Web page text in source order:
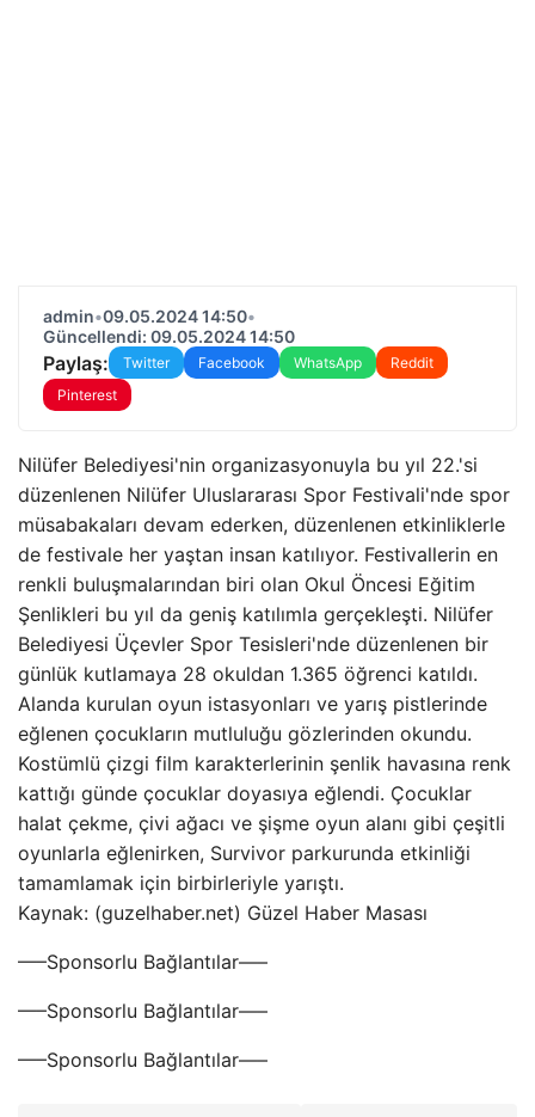
admin•09.05.2024 14:50•
Güncellendi: 09.05.2024 14:50
Paylaş: Twitter Facebook WhatsApp
Reddit
Pinterest
Nilüfer Belediyesi'nin organizasyonuyla bu yıl 22.'si
düzenlenen Nilüfer Uluslararası Spor Festivali'nde spor
müsabakaları devam ederken, düzenlenen etkinliklerle
de festivale her yaştan insan katılıyor. Festivallerin en
renkli buluşmalarından biri olan Okul Öncesi Eğitim
Şenlikleri bu yıl da geniş katılımla gerçekleşti. Nilüfer
Belediyesi Üçevler Spor Tesisleri'nde düzenlenen bir
günlük kutlamaya 28 okuldan 1.365 öğrenci katıldı.
Alanda kurulan oyun istasyonları ve yarış pistlerinde
eğlenen çocukların mutluluğu gözlerinden okundu.
Kostümlü çizgi film karakterlerinin şenlik havasına renk
kattığı günde çocuklar doyasıya eğlendi. Çocuklar
halat çekme, çivi ağacı ve şişme oyun alanı gibi çeşitli
oyunlarla eğlenirken, Survivor parkurunda etkinliği
tamamlamak için birbirleriyle yarıştı.
Kaynak: (guzelhaber.net) Güzel Haber Masası
—–Sponsorlu Bağlantılar—–
—–Sponsorlu Bağlantılar—–
—–Sponsorlu Bağlantılar—–